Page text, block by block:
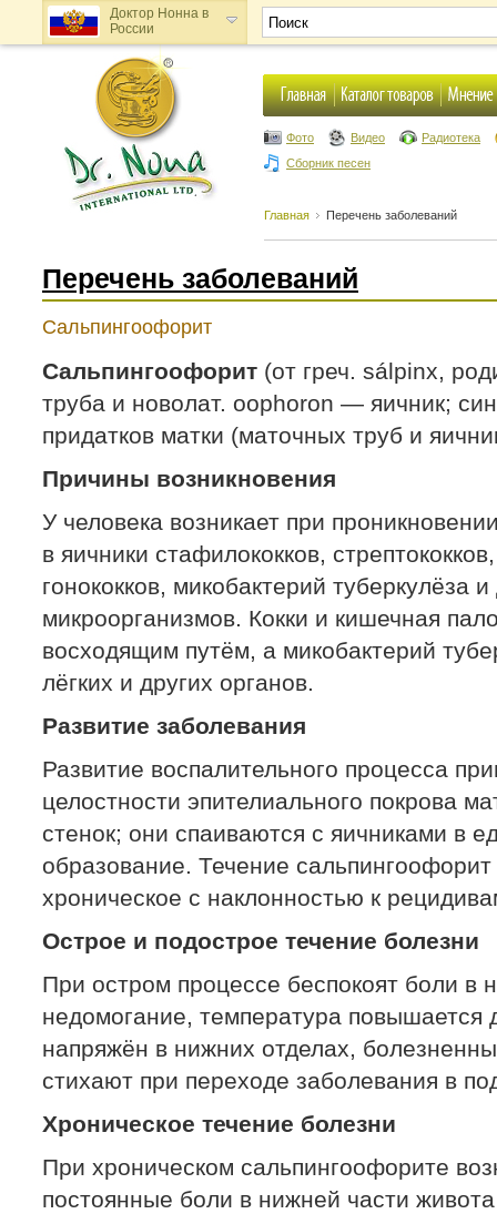
Доктор Нонна в
России
Доктор Нонна в
Украине
Фото Видео
Радиотека
Сборник песен
Главная Перечень заболеваний
Перечень заболеваний
Сальпингоофорит
Сальпингоофорит (от греч. sálpinx,
труба и новолат. oophoron — яичник;
придатков матки (маточных труб и
Причины возникновения
У человека возникает при
в яичники стафилококков,
гонококков, микобактерий туберкулёза
микроорганизмов. Кокки и кишечная
восходящим путём, а микобактерий
лёгких и других органов.
Развитие заболевания
Развитие воспалительного процесса
целостности эпителиального покрова
стенок; они спаиваются с яичниками в
образование. Течение
хроническое с наклонностью к
Острое и подострое течение болезни
При остром процессе беспокоят боли в
недомогание, температура
напряжён в нижних отделах,
стихают при переходе заболевания в
Хроническое течение болезни
При хроническом сальпингоофорите
постоянные боли в нижней части